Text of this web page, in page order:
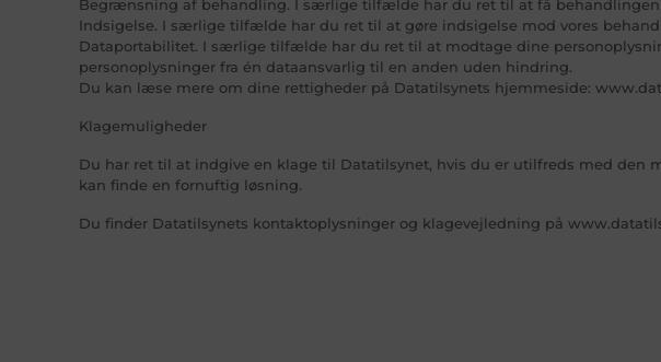
Begrænsning af behandling. I særlige tilfælde har du ret til at få
Indsigelse. I særlige tilfælde har du ret til at gøre indsigelse mod vores
Dataportabilitet. I særlige tilfælde har du ret til at modtage dine
personoplysninger fra én dataansvarlig til en anden uden hindring.
Du kan læse mere om dine rettigheder på Datatilsynets hjemmeside:
Klagemuligheder
Du har ret til at indgive en klage til Datatilsynet, hvis du er utilfreds med den
kan finde en fornuftig løsning.
Du finder Datatilsynets kontaktoplysninger og klagevejledning på